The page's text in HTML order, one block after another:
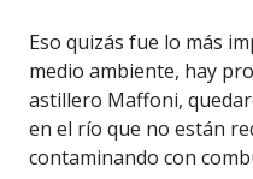
Eso quizás fue lo más
medio ambiente, hay
astillero Maffoni,
en el río que no están
contaminando con